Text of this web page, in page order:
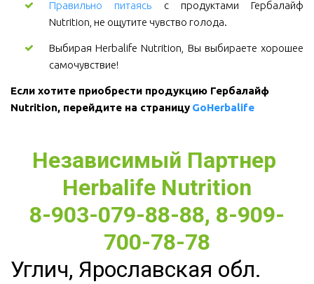
Правильно питаясь с продуктами Гербалайф
Nutrition, не ощутите чувство голода.
Выбирая Herbalife Nutrition, Вы выбираете хорошее
самочувствие!
Если хотите приобрести продукцию Гербалайф
Nutrition, перейдите на страницу GoHerbalife
Независимый Партнер
Herbalife Nutrition
8-903-079-88-88, 8-909-
700-78-78
Углич, Ярославская обл.